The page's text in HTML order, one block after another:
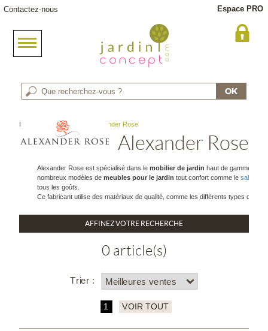
Contactez-nous Espace PRO
Meuble jardin> Marque : Alexander Rose
Alexander Rose
Alexander Rose est spécialisé dans lemobilier de jardin haut de gamme
nombreux modèles demeubles pour le jardin tout confort comme lesalon de
tous les goûts.
Ce fabricant utilise des matériaux de qualité, comme les diffèrents types de
AFFINEZ VOTRE RECHERCHE
0 article(s)
Trier :
1 VOIR TOUT